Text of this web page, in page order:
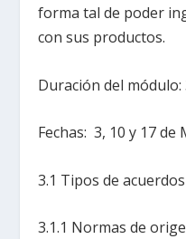
forma tal de poder
con sus productos.
Duración del módulo:
Fechas: 3, 10 y 17 de
3.1 Tipos de
3.1.1 Normas de